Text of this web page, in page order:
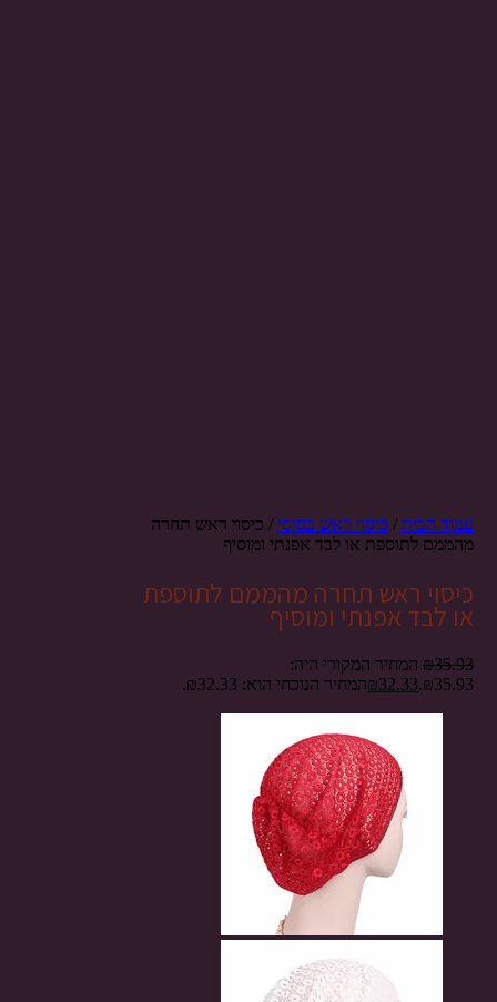
עמוד הבית/ כיסוי ראש בסיסי/ כיסוי ראש תחרה
מהממם לתוספת או לבד אפנתי ומוסיף
כיסוי ראש תחרה מהממם לתוספת
או לבד אפנתי ומוסיף
₪35.93
המחיר המקורי היה:
₪35.93.
₪32.33 המחיר הנוכחי הוא: ₪32.33.